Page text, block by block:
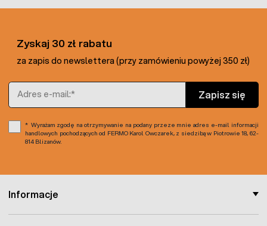
Informacje
Zyskaj 30 zł rabatu
za zapis do newslettera (przy zamówieniu powyżej 350 zł)
Adres e-mail
Zapisz się
Wyrażam zgodę na otrzymywanie na podany przeze mnie adres e-mail informacji
handlowych pochodzących od FERMO Karol Owczarek, z siedzibą w Piotrowie 18, 62-
814 Blizanów.